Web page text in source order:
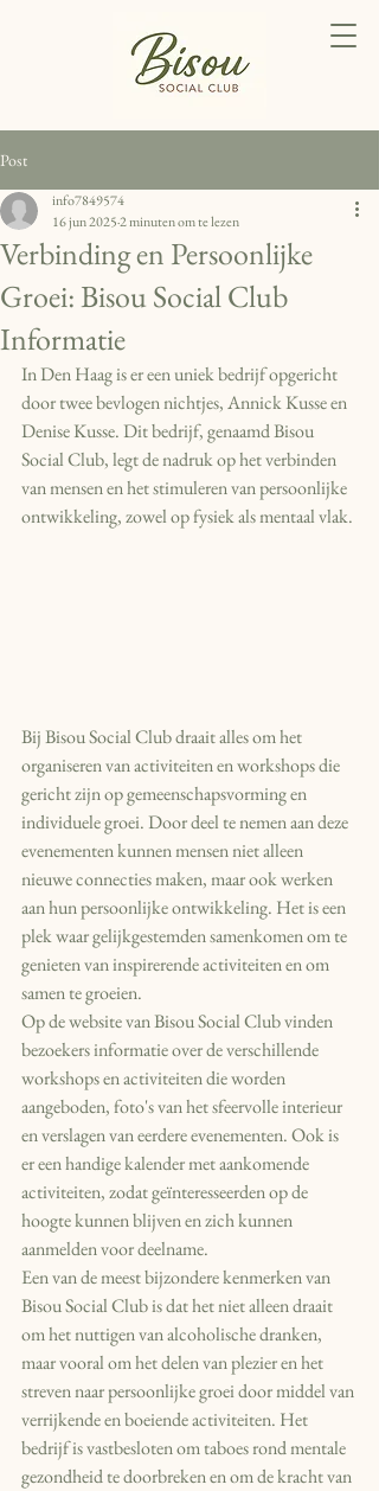
Post
Verbinding en Persoonlijke
Groei: Bisou Social Club
Informatie
info7849574
16 jun 20252 minuten om te lezen
In Den Haag is er een uniek bedrijf opgericht
door twee bevlogen nichtjes, Annick Kusse en
Denise Kusse. Dit bedrijf, genaamd Bisou
Social Club, legt de nadruk op het verbinden
van mensen en het stimuleren van persoonlijke
ontwikkeling, zowel op fysiek als mentaal vlak.
Bij Bisou Social Club draait alles om het
organiseren van activiteiten en workshops die
gericht zijn op gemeenschapsvorming en
individuele groei. Door deel te nemen aan deze
evenementen kunnen mensen niet alleen
nieuwe connecties maken, maar ook werken
aan hun persoonlijke ontwikkeling. Het is een
plek waar gelijkgestemden samenkomen om te
genieten van inspirerende activiteiten en om
samen te groeien.
Op de website van Bisou Social Club vinden
bezoekers informatie over de verschillende
workshops en activiteiten die worden
aangeboden, foto's van het sfeervolle interieur
en verslagen van eerdere evenementen. Ook is
er een handige kalender met aankomende
activiteiten, zodat geïnteresseerden op de
hoogte kunnen blijven en zich kunnen
aanmelden voor deelname.
Een van de meest bijzondere kenmerken van
Bisou Social Club is dat het niet alleen draait
om het nuttigen van alcoholische dranken,
maar vooral om het delen van plezier en het
streven naar persoonlijke groei door middel van
verrijkende en boeiende activiteiten. Het
bedrijf is vastbesloten om taboes rond mentale
gezondheid te doorbreken en om de kracht van